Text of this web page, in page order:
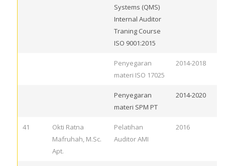
Systems (QMS)
Internal Auditor
Traning Course
ISO 9001:2015
Penyegaran
materi ISO 17025
2014-2018
Penyegaran
materi SPM PT
2014-2020
41
Okti Ratna
Mafruhah, M.Sc.
Apt.
Pelatihan
Auditor AMI
2016